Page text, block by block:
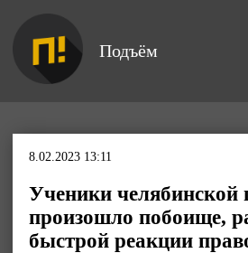
Подъём
8.02.2023 13:11
Ученики челябинской
произошло побоище,
быстрой реакции